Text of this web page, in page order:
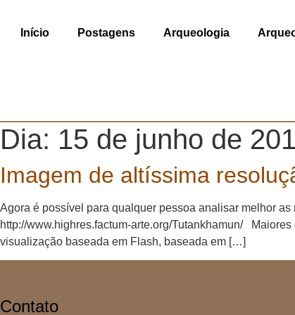
Início Postagens Arqueologia
Dia: 15 de junho de
Imagem de altíssima
Agora é possível para qualquer pessoa analisar melhor
http://www.highres.factum-arte.org/Tutankhamun/
visualização baseada em Flash, baseada em […]
Contato